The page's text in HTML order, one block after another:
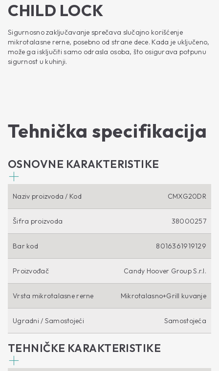
CHILD LOCK
Sigurnosno zaključavanje sprečava slučajno korišćenje
mikrotalasne rerne, posebno od strane dece. Kada je uključeno,
može ga isključiti samo odrasla osoba, što osigurava potpunu
sigurnost u kuhinji.
Tehnička specifikacija
OSNOVNE KARAKTERISTIKE
Naziv proizvoda / Kod CMXG20DR
Šifra proizvoda 38000257
Bar kod 8016361919129
Proizvođač Candy Hoover Group S.r.l.
Vrsta mikrotalasne rerne Mikrotalasno+Grill kuvanje
Ugradni / Samostojeći Samostojeća
TEHNIČKE KARAKTERISTIKE